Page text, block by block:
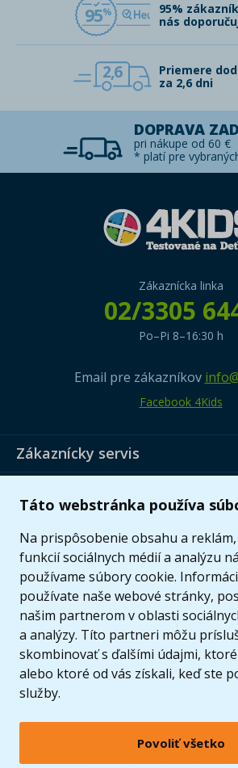
Táto webstránka používa
Na prispôsobenie obsahu a
funkcií sociálnych médií a analýzu
používame súbory cookie.
používate naše webové stránky,
našim partnerom v oblasti
a analýzy. Títo partneri môžu
skombinovať s ďalšími údajmi,
alebo ktoré od vás získali, keď ste
služby.
Povoliť všetko
95
95%
nás
2,6
Priemere
za 2,6 dni
DOPRAVA
pri nákupe od 60 €
* platí pre
Zákaznícka linka
02/3305
Po–Pi 8–16:30 h
Email pre zákazníkov
Facebook 4Kids
Zákaznícky servis
© 2005 - 2026 Copyright